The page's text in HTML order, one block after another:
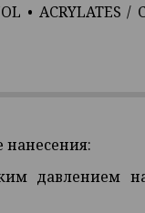
• ACRYLATES /
нанесения:
давлением